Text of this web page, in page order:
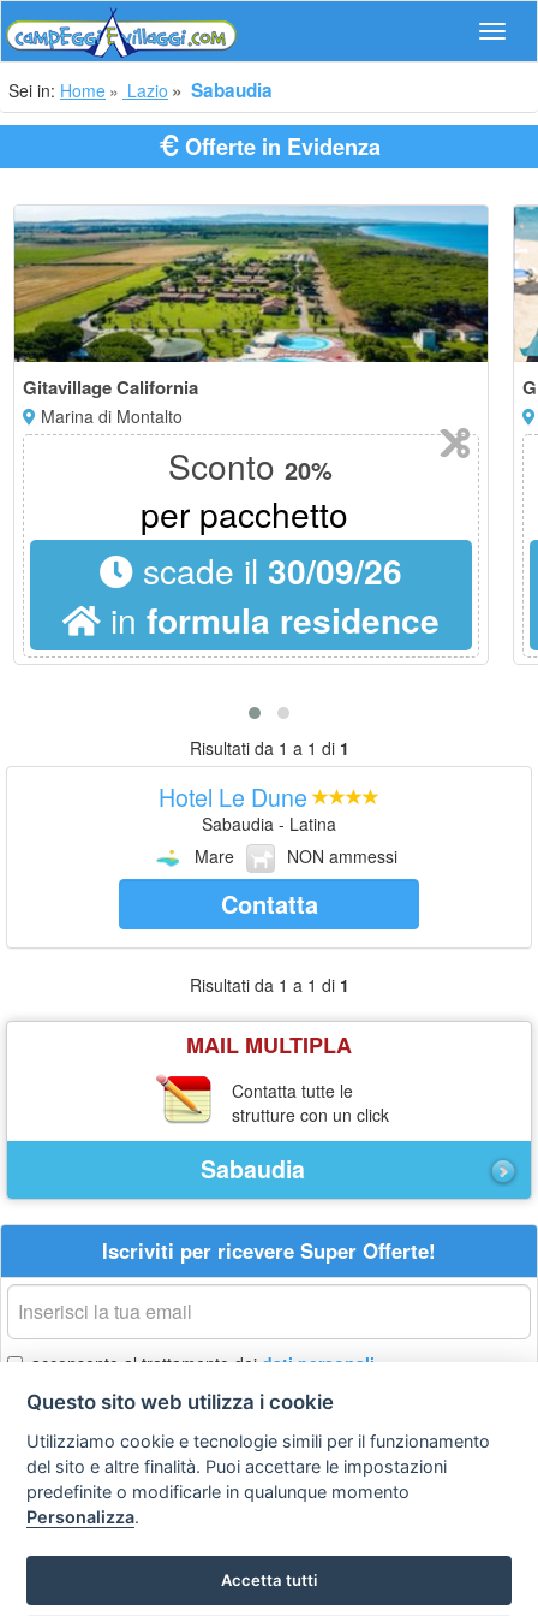
Sei in: Home Lazio Sabaudia
Offerte in Evidenza
Gitavillage California
Marina di Montalto
Sconto20%
per pacchetto
scade il 30/09/26
in formula residence
Risultati da 1 a 1 di 1
Hotel Le Dune
Sabaudia - Latina
Mare
NON ammessi
Contatta
Risultati da 1 a 1 di 1
MAIL MULTIPLA
Contatta tutte le
strutture con un click
Sabaudia
Iscriviti per ricevere Super Offerte!
La
tua
email
acconsento al trattamento dei dati personali
Iscriviti
Privacy
policy
Preferenze cookie
Questo sito web utilizza i cookie
Utilizziamo cookie e tecnologie simili per il funzionamento
del sito e altre finalità. Puoi accettare le impostazioni
predefinite o modificarle in qualunque momento
Personalizza.
Accetta tutti